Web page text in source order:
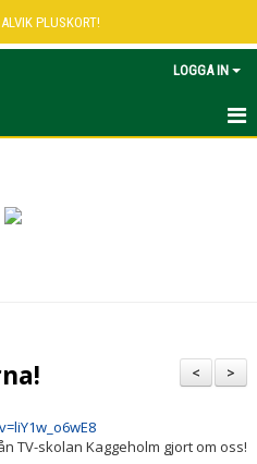
PLUSKORT!
LOGGA IN
>
<
TV-skolan Kaggeholm gjort om oss!